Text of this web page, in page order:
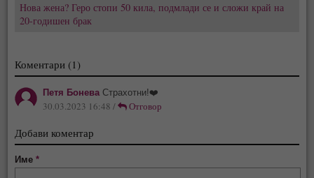
Нова жена? Геро стопи 50 кила, подмлади се и сложи край на
20-годишен брак
Коментари (1)
Петя БоневаСтрахотни!❤️
30.03.2023 16:48 / Отговор
Добави коментар
Име*